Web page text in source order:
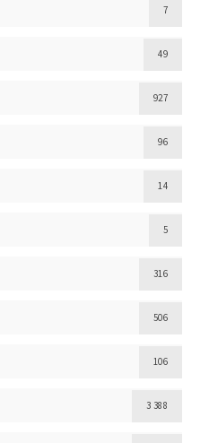
7
49
927
96
14
5
316
506
106
3 388